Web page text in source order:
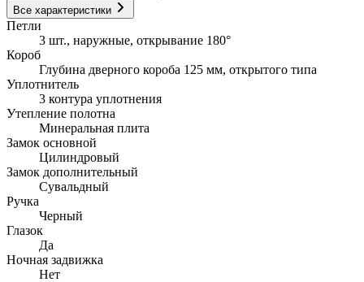
Все характеристики
Петли
3 шт., наружные, открывание 180°
Короб
Глубина дверного короба 125 мм, открытого типа
Уплотнитель
3 контура уплотнения
Утепление полотна
Минеральная плита
Замок основной
Цилиндровый
Замок дополнительный
Сувальдный
Ручка
Черный
Глазок
Да
Ночная задвижка
Нет